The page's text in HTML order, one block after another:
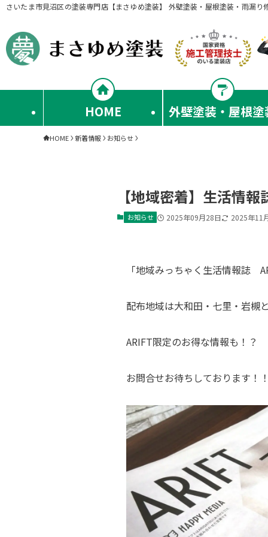
さいたま市見沼区の塗装専門店【まさゆめ塗装】 外壁塗装・屋根塗装・雨漏
HOME 外壁塗装・屋根塗
HOME 新着情報 お知らせ
【地域密着】生活情
お知らせ 2025年09月28日 2025年11
「地域みっちゃく生活情報誌
配布地域は大和田・七里・岩槻
ARIFT限定のお得な情報も！？
お問合せお待ちしております！